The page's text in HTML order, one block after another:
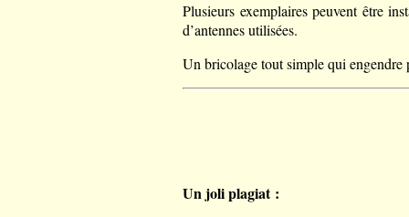
Plusieurs exemplaires peuvent être
d’antennes utilisées.
Un bricolage tout simple qui engendre
Un joli plagiat :